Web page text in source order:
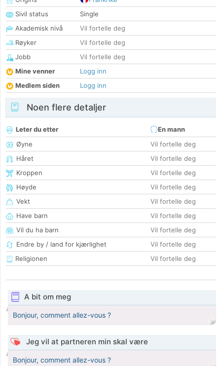
Sivil status
Single
Akademisk nivå
Vil fortelle deg
Røyker
Vil fortelle deg
Jobb
Vil fortelle deg
Mine venner
Logg inn
Medlem siden
Logg inn
Noen flere detaljer
Leter du etter
En mann
Øyne
Vil fortelle deg
Håret
Vil fortelle deg
Kroppen
Vil fortelle deg
Høyde
Vil fortelle deg
Vekt
Vil fortelle deg
Have barn
Vil fortelle deg
Vil du ha barn
Vil fortelle deg
Endre by / land for kjærlighet
Vil fortelle deg
Religionen
Vil fortelle deg
A bit om meg
Bonjour, comment allez-vous ?
Jeg vil at partneren min skal være
Bonjour, comment allez-vous ?